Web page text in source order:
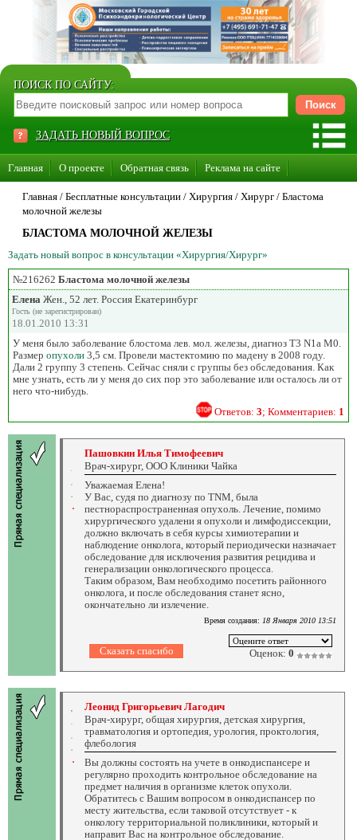
ПОИСК ПО САЙТУ:
ЗАДАТЬ НОВЫЙ ВОПРОС
Главная О проекте Обратная связь Реклама на сайте
Стать консультантом нашего сайта
Суперакция «Каждому врачу свой сайт»
Главная / Бесплатные консультации / Хирургия / Хирург / Бластома
молочной железы
БЛАСТОМА МОЛОЧНОЙ ЖЕЛЕЗЫ
Задать новый вопрос в консультации «Хирургия/Хирург»
№216262 Бластома молочной железы
Елена Жен., 52 лет. Россия Екатеринбург
Гость (не зарегистрирован)
18.01.2010 13:31
У меня было заболевание блостома лев. мол. железы, диагноз T3 N1a M0.
Размер опухоли 3,5 см. Провели мастектомию по мадену в 2008 году.
Дали 2 группу 3 степень. Сейчас сняли с группы без обследования. Как
мне узнать, есть ли у меня до сих пор это заболевание или осталось ли от
него что-нибудь.
Ответов: 3; Комментариев: 1
Пашовкин Илья Тимофеевич
Врач-хирург, ООО Клиники Чайка
Уважаемая Елена!
У Вас, судя по диагнозу по TNM, была
пестнораспространенная опухоль. Лечение, помимо
хирургического удалени я опухоли и лимфодиссекции,
должно включать в себя курсы химиотерапии и
наблюдение онколога, который периодически назначает
обследование для исключения развития рецидива и
генерализации онкологического процесса.
Таким образом, Вам необходимо посетить районного
онколога, и после обследования станет ясно,
окончательно ли излечение.
Время создания: 18 Января 2010 13:51
Оценок: 0
Леонид Григорьевич Лагодич
Врач-хирург, общая хирургия, детская хирургия,
травматология и ортопедия, урология, проктология,
флебология
Вы должны состоять на учете в онкодиспансере и
регулярно проходить контрольное обследование на
предмет наличия в организме клеток опухоли.
Обратитесь с Вашим вопросом в онкодиспансер по
месту жительства, если таковой отсутствует - к
онкологу территориальной поликлиники, который и
направит Вас на контрольное обследование.